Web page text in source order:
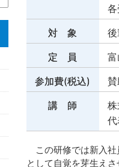
対 象
定 員
参加費(税込)
講 師
この研修では新入社
として自覚を芽生え